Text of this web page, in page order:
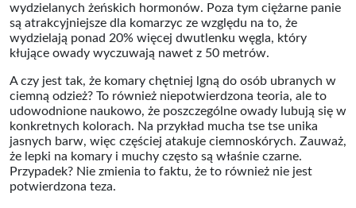
wydzielanych żeńskich hormonów. Poza tym ciężarne panie
są atrakcyjniejsze dla komarzyc ze względu na to, że
wydzielają ponad 20% więcej dwutlenku węgla, który
kłujące owady wyczuwają nawet z 50 metrów.
A czy jest tak, że komary chętniej lgną do osób ubranych w
ciemną odzież? To również niepotwierdzona teoria, ale to
udowodnione naukowo, że poszczególne owady lubują się w
konkretnych kolorach. Na przykład mucha tse tse unika
jasnych barw, więc częściej atakuje ciemnoskórych. Zauważ,
że lepki na komary i muchy często są właśnie czarne.
Przypadek? Nie zmienia to faktu, że to również nie jest
potwierdzona teza.